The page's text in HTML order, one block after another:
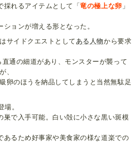
採れるアイテムとして「竜の極上な卵 」
ョンが増える形となった。
サイドクエストとしてある人物から要求
通の細道があり、モンスターが襲って
、
卵のほうを納品してしまうと当然無駄足
場。
巣で入手可能。白い殻に小さな黒い斑模
あるため好事家や美食家の様な道楽での